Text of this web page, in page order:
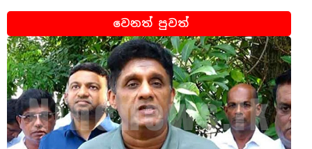
වෙනත් පුවත්